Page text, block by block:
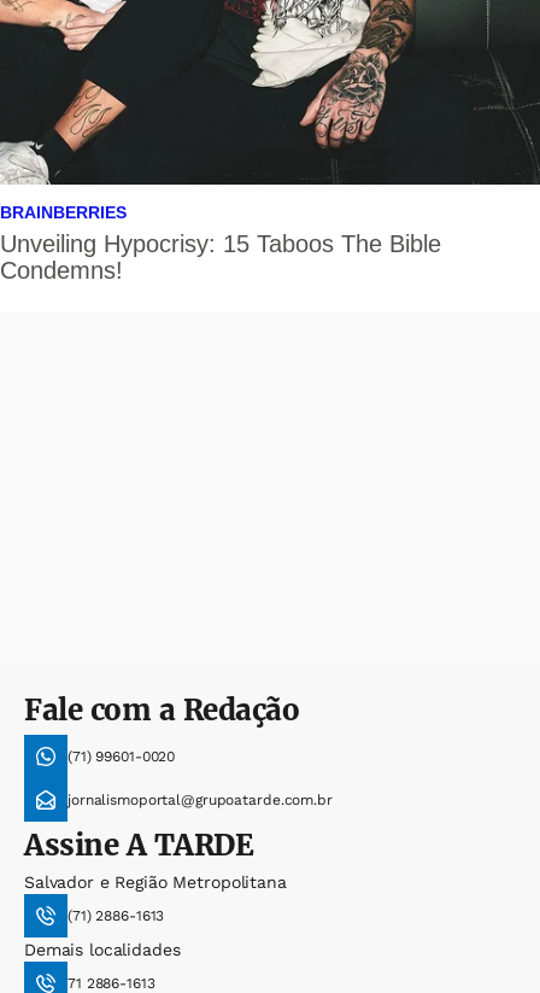
Fale com a Redação
(71) 99601-0020
jornalismoportal@grupoatarde.com.br
AssineA TARDE
Salvador e Região Metropolitana
(71) 2886-1613
Demais localidades
71 2886-1613